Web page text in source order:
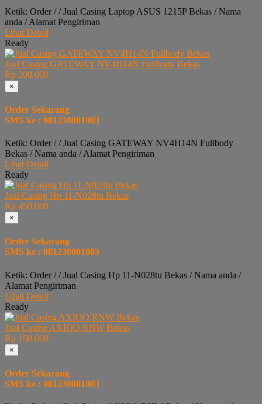
Ketik: Order / / Jual Casing Laptop ASUS 1215P Bekas / Nama
anda / Alamat Pengiriman
Lihat Detail
Ready
Jual Casing GATEWAY NV4H14N Fullbody Bekas
Rp 200.000
×
Order Sekarang
SMS ke : 081230001003
Ketik: Order / / Jual Casing GATEWAY NV4H14N Fullbody
Bekas / Nama anda / Alamat Pengiriman
Lihat Detail
Ready
Jual Casing Hp 11-N028tu Bekas
Rp 450.000
×
Order Sekarang
SMS ke : 081230001003
Ketik: Order / / Jual Casing Hp 11-N028tu Bekas / Nama anda /
Alamat Pengiriman
Lihat Detail
Ready
Jual Casing AXIOO RNW Bekas
Rp 150.000
×
Order Sekarang
SMS ke : 081230001003